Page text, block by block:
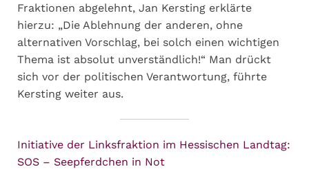
Fraktionen abgelehnt, Jan Kersting erklärte
hierzu: „Die Ablehnung der anderen, ohne
alternativen Vorschlag, bei solch einen wichtigen
Thema ist absolut unverständlich!“ Man drückt
sich vor der politischen Verantwortung, führte
Kersting weiter aus.
Initiative der Linksfraktion im Hessischen Landtag:
SOS – Seepferdchen in Not